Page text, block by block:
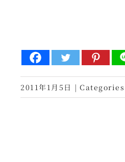
2011年1月5日 |